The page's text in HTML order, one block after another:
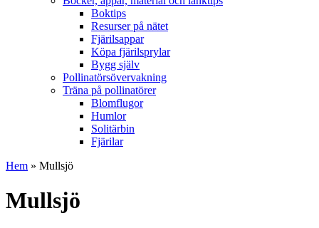
Boktips
Resurser på nätet
Fjärilsappar
Köpa fjärilsprylar
Bygg själv
Pollinatörsövervakning
Träna på pollinatörer
Blomflugor
Humlor
Solitärbin
Fjärilar
Hem » Mullsjö
Mullsjö